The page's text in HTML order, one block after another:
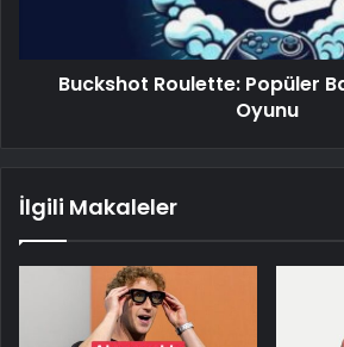
Buckshot Roulette: Popüler
Oyunu
İlgili Makaleler